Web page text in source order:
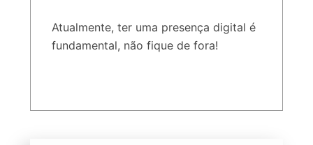
Atualmente, ter uma presença digital é
fundamental, não fique de fora!